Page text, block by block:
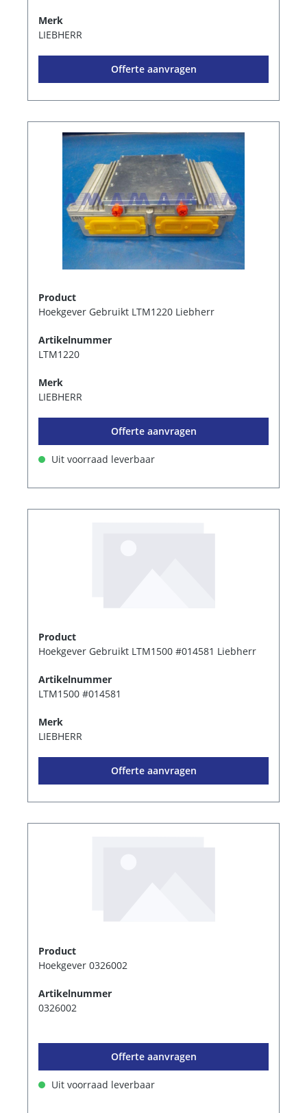
Merk
LIEBHERR
Offerte aanvragen
Product
Hoekgever Gebruikt LTM1220 Liebherr
Artikelnummer
LTM1220
Merk
LIEBHERR
Offerte aanvragen
Uit voorraad leverbaar
Product
Hoekgever Gebruikt LTM1500 #014581 Liebherr
Artikelnummer
LTM1500 #014581
Merk
LIEBHERR
Offerte aanvragen
Product
Hoekgever 0326002
Artikelnummer
0326002
Offerte aanvragen
Uit voorraad leverbaar